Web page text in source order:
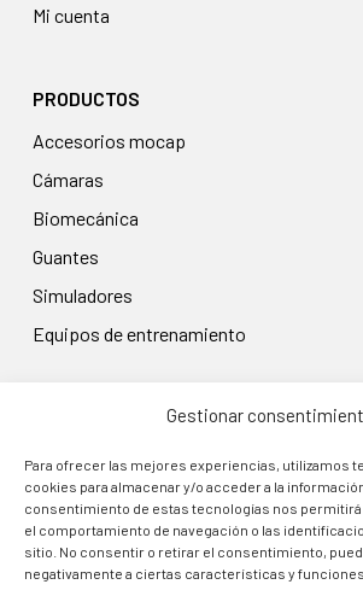
Gestionar
Para ofrecer las mejores experiencias, utilizamos
cookies para almacenar y/o acceder a la
consentimiento de estas tecnologías nos
el comportamiento de navegación o las
sitio. No consentir o retirar el consentimiento,
negativamente a ciertas características y funciones.
Mi cuenta
PRODUCTOS
accesorios mocap
cámaras
biomecánica
guantes
simuladores
equipos de entrenamiento
Aviso legal
Política de privacidad
Condiciones de uso
Política de cookies